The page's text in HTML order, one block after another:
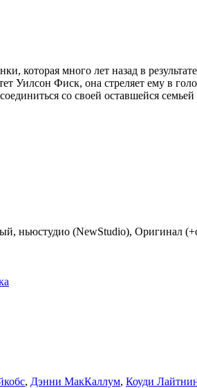
которая много лет назад в
Уилсон Фиск, она стреляет ему в
со своей оставшейся
ньюстудио (NewStudio), Оригинал
, Дэнни МакКаллум, Коуди